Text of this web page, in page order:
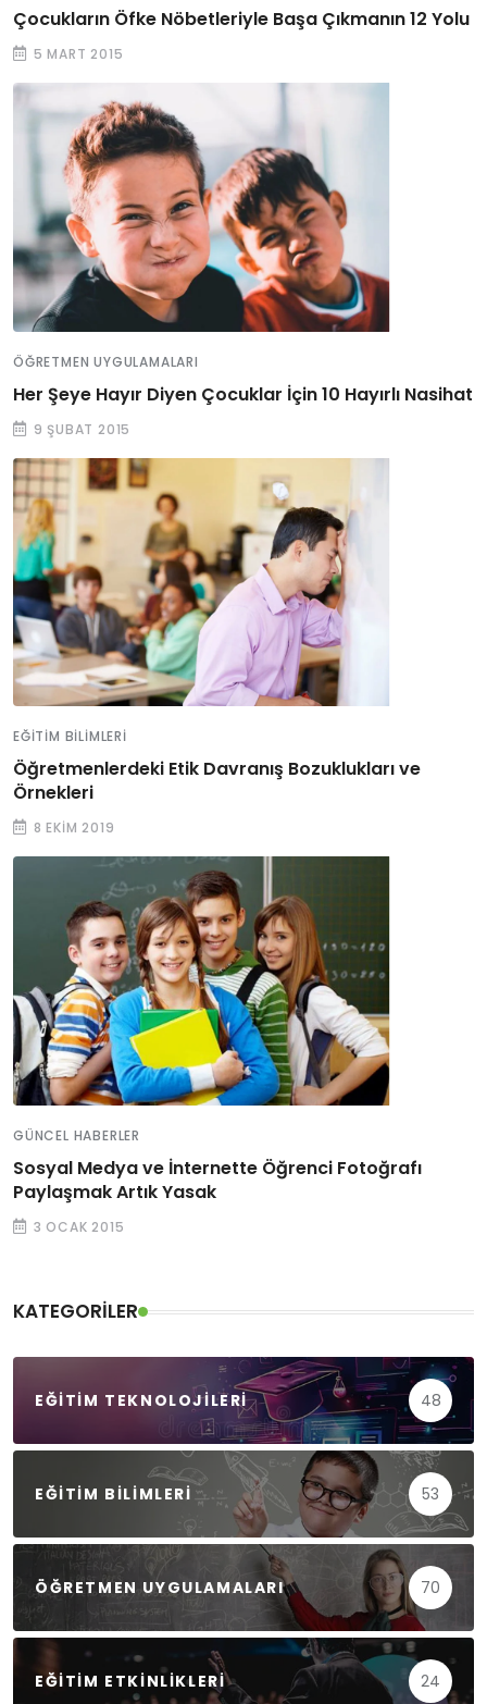
Çocukların Öfke Nöbetleriyle Başa Çıkmanın 12 Yolu
5 MART 2015
ÖĞRETMEN UYGULAMALARI
Her Şeye Hayır Diyen Çocuklar İçin 10 Hayırlı Nasihat
9 ŞUBAT 2015
EĞITIM BILIMLERI
Öğretmenlerdeki Etik Davranış Bozuklukları ve
Örnekleri
8 EKIM 2019
GÜNCEL HABERLER
Sosyal Medya ve İnternette Öğrenci Fotoğrafı
Paylaşmak Artık Yasak
3 OCAK 2015
KATEGORILER
EĞITIM TEKNOLOJILERI 48
EĞITIM BILIMLERI 53
ÖĞRETMEN UYGULAMALARI 70
EĞITIM ETKINLIKLERI 24